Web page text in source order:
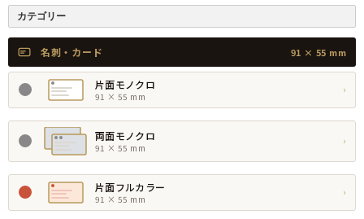
カテゴリー
名刺・カード 91 × 55 mm
片面モノクロ
91 × 55 mm
›
両面モノクロ
91 × 55 mm
›
片面フルカラー
91 × 55 mm
›